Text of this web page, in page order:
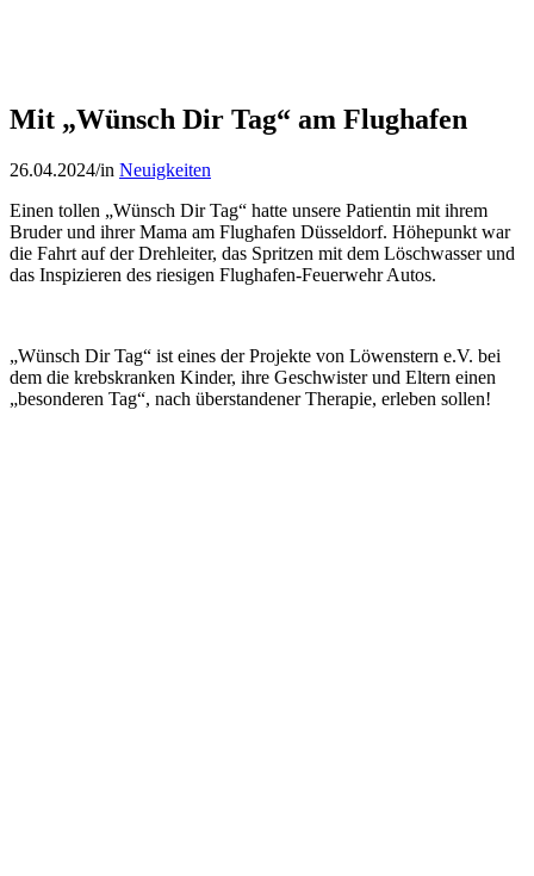
Mit „Wünsch Dir Tag“ am Flughafen
26.04.2024/in Neuigkeiten
Einen tollen „Wünsch Dir Tag“ hatte unsere Patientin mit ihrem
Bruder und ihrer Mama am Flughafen Düsseldorf. Höhepunkt war
die Fahrt auf der Drehleiter, das Spritzen mit dem Löschwasser und
das Inspizieren des riesigen Flughafen-Feuerwehr Autos.
„Wünsch Dir Tag“ ist eines der Projekte von Löwenstern e.V. bei
dem die krebskranken Kinder, ihre Geschwister und Eltern einen
„besonderen Tag“, nach überstandener Therapie, erleben sollen!